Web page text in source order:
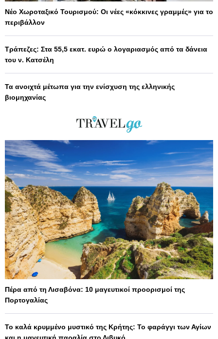
Νέο Χωροταξικό Τουρισμού: Οι νέες «κόκκινες γραμμές» για το
περιβάλλον
Τράπεζες: Στα 55,5 εκατ. ευρώ ο λογαριασμός από τα δάνεια
του ν. Κατσέλη
Τα ανοιχτά μέτωπα για την ενίσχυση της ελληνικής
βιομηχανίας
Πέρα από τη Λισαβόνα: 10 μαγευτικοί προορισμοί της
Πορτογαλίας
Το καλά κρυμμένο μυστικό της Κρήτης: Το φαράγγι των Αγίων
και η μαγευτική παραλία στο Λιβυκό